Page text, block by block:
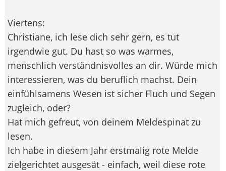
Viertens:
Christiane, ich lese dich sehr gern, es tut
irgendwie gut. Du hast so was warmes,
menschlich verständnisvolles an dir. Würde mich
interessieren, was du beruflich machst. Dein
einfühlsamens Wesen ist sicher Fluch und Segen
zugleich, oder?
Hat mich gefreut, von deinem Meldespinat zu
lesen.
Ich habe in diesem Jahr erstmalig rote Melde
zielgerichtet ausgesät - einfach, weil diese rote